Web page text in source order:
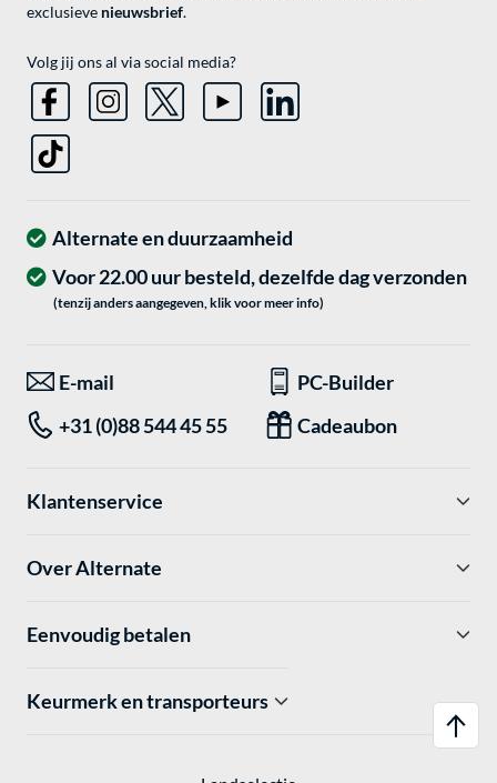
exclusieve nieuwsbrief.
Volg jij ons al via social media?
Alternate en duurzaamheid
Voor 22.00 uur besteld, dezelfde dag verzonden
(tenzij anders aangegeven, klik voor meer info)
E-mail
PC-Builder
+31 (0)88 544 45 55
Cadeaubon
Klantenservice
Over Alternate
Eenvoudig betalen
Keurmerk en transporteurs